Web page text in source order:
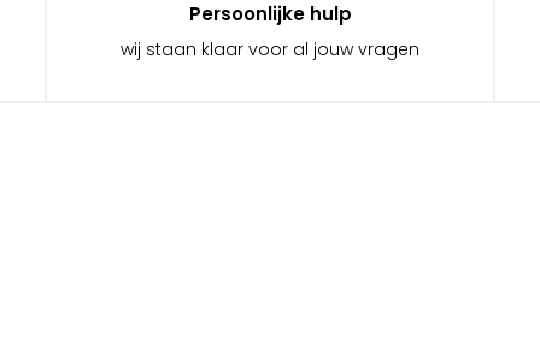
Persoonlijke hulp
wij staan klaar voor al jouw vragen